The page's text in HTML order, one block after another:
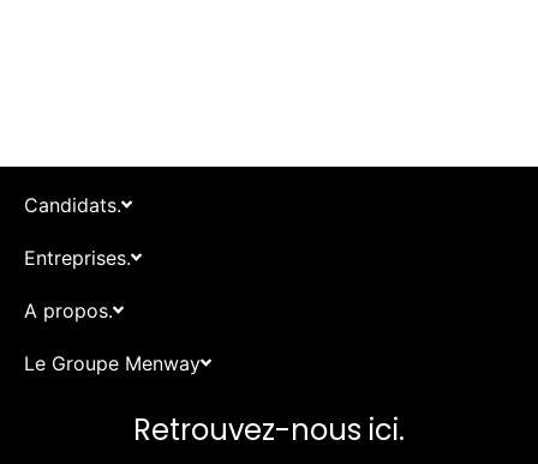
Candidats.
Entreprises.
A propos.
Le Groupe Menway
Retrouvez-nous ici.